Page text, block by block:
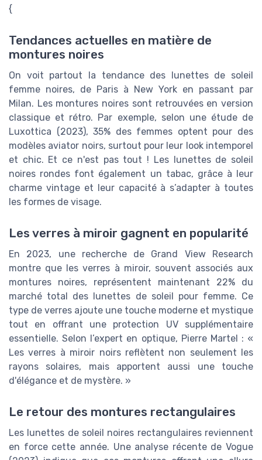
{
Tendances actuelles en matière de
montures noires
On voit partout la tendance des lunettes de soleil
femme noires, de Paris à New York en passant par
Milan. Les montures noires sont retrouvées en version
classique et rétro. Par exemple, selon une étude de
Luxottica (2023), 35% des femmes optent pour des
modèles aviator noirs, surtout pour leur look intemporel
et chic. Et ce n'est pas tout ! Les lunettes de soleil
noires rondes font également un tabac, grâce à leur
charme vintage et leur capacité à s’adapter à toutes
les formes de visage.
Les verres à miroir gagnent en popularité
En 2023, une recherche de Grand View Research
montre que les verres à miroir, souvent associés aux
montures noires, représentent maintenant 22% du
marché total des lunettes de soleil pour femme. Ce
type de verres ajoute une touche moderne et mystique
tout en offrant une protection UV supplémentaire
essentielle. Selon l’expert en optique, Pierre Martel : «
Les verres à miroir noirs reflètent non seulement les
rayons solaires, mais apportent aussi une touche
d'élégance et de mystère. »
Le retour des montures rectangulaires
Les lunettes de soleil noires rectangulaires reviennent
en force cette année. Une analyse récente de Vogue